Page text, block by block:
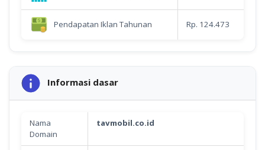
Pendapatan Iklan Tahunan Rp. 124.473
Informasi dasar
Nama
Domain
tavmobil.co.id